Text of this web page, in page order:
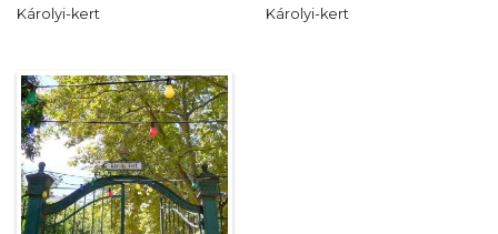
Károlyi-kert Károlyi-kert